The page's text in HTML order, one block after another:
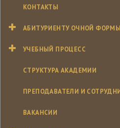
КОНТАКТЫ
АБИТУРИЕНТУ ОЧНОЙ
УЧЕБНЫЙ ПРОЦЕСС
СТРУКТУРА АКАДЕМИИ
ПРЕПОДАВАТЕЛИ И
ВАКАНСИИ